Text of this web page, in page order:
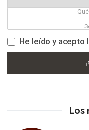
He leído y acepto
Los